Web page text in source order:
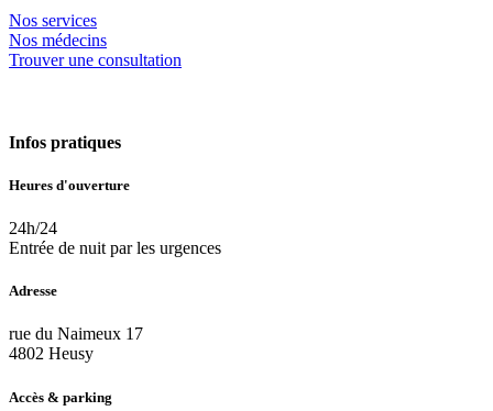
Nos services
Nos médecins
Trouver une consultation
Infos pratiques
Heures d'ouverture
24h/24
Entrée de nuit par les urgences
Adresse
rue du Naimeux 17
4802 Heusy
Accès & parking